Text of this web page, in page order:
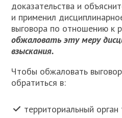
доказательства и
и применил
выговора по отношению к
обжаловать эту меру
взыскания.
Чтобы обжаловать
обратиться в:
территориальный